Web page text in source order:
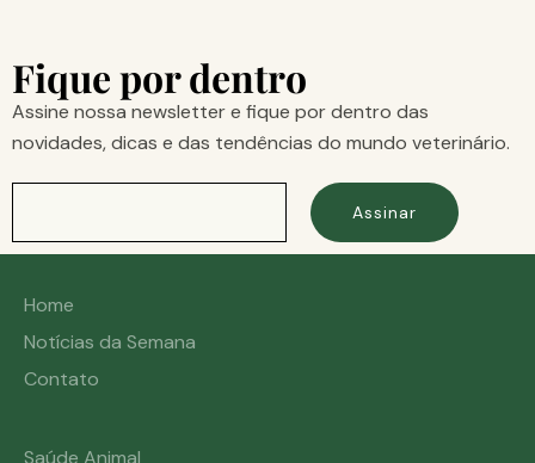
Fique por dentro
Assine nossa newsletter e fique por dentro das
novidades, dicas e das tendências do mundo veterinário.
Assinar
Home
Notícias da Semana
Contato
Saúde Animal